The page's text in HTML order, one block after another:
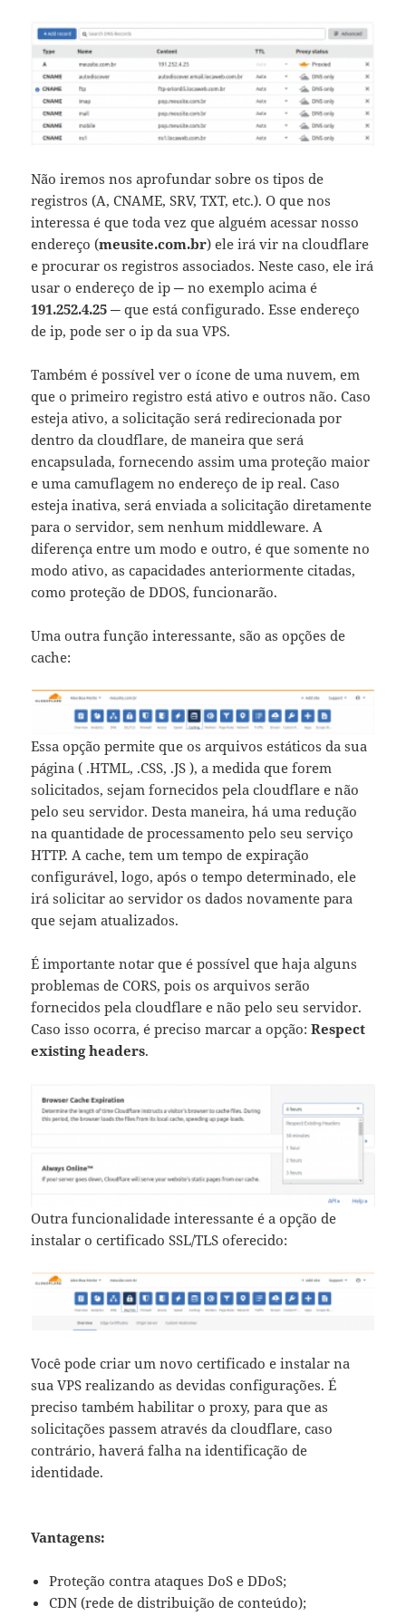
Não iremos nos aprofundar sobre os tipos de
registros (A, CNAME, SRV, TXT, etc.). O que nos
interessa é que toda vez que alguém acessar nosso
endereço (meusite.com.br) ele irá vir na cloudflare
e procurar os registros associados. Neste caso, ele irá
usar o endereço de ip ─ no exemplo acima é
191.252.4.25 ─ que está configurado. Esse endereço
de ip, pode ser o ip da sua VPS.
Também é possível ver o ícone de uma nuvem, em
que o primeiro registro está ativo e outros não. Caso
esteja ativo, a solicitação será redirecionada por
dentro da cloudflare, de maneira que será
encapsulada, fornecendo assim uma proteção maior
e uma camuflagem no endereço de ip real. Caso
esteja inativa, será enviada a solicitação diretamente
para o servidor, sem nenhum middleware. A
diferença entre um modo e outro, é que somente no
modo ativo, as capacidades anteriormente citadas,
como proteção de DDOS, funcionarão.
Uma outra função interessante, são as opções de
cache:
Essa opção permite que os arquivos estáticos da sua
página ( .HTML, .CSS, .JS ), a medida que forem
solicitados, sejam fornecidos pela cloudflare e não
pelo seu servidor. Desta maneira, há uma redução
na quantidade de processamento pelo seu serviço
HTTP. A cache, tem um tempo de expiração
configurável, logo, após o tempo determinado, ele
irá solicitar ao servidor os dados novamente para
que sejam atualizados.
É importante notar que é possível que haja alguns
problemas de CORS, pois os arquivos serão
fornecidos pela cloudflare e não pelo seu servidor.
Caso isso ocorra, é preciso marcar a opção:Respect
existing headers.
Outra funcionalidade interessante é a opção de
instalar o certificado SSL/TLS oferecido:
Você pode criar um novo certificado e instalar na
sua VPS realizando as devidas configurações. É
preciso também habilitar o proxy, para que as
solicitações passem através da cloudflare, caso
contrário, haverá falha na identificação de
identidade.
Vantagens:
Proteção contra ataques DoS e DDoS;
CDN (rede de distribuição de conteúdo);